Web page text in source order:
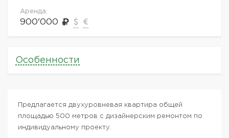
Аренда:
900'000
Особенности
Предлагается двухуровневая квартира общей
площадью 500 метров с дизайнерским ремонтом по
индивидуальному проекту.